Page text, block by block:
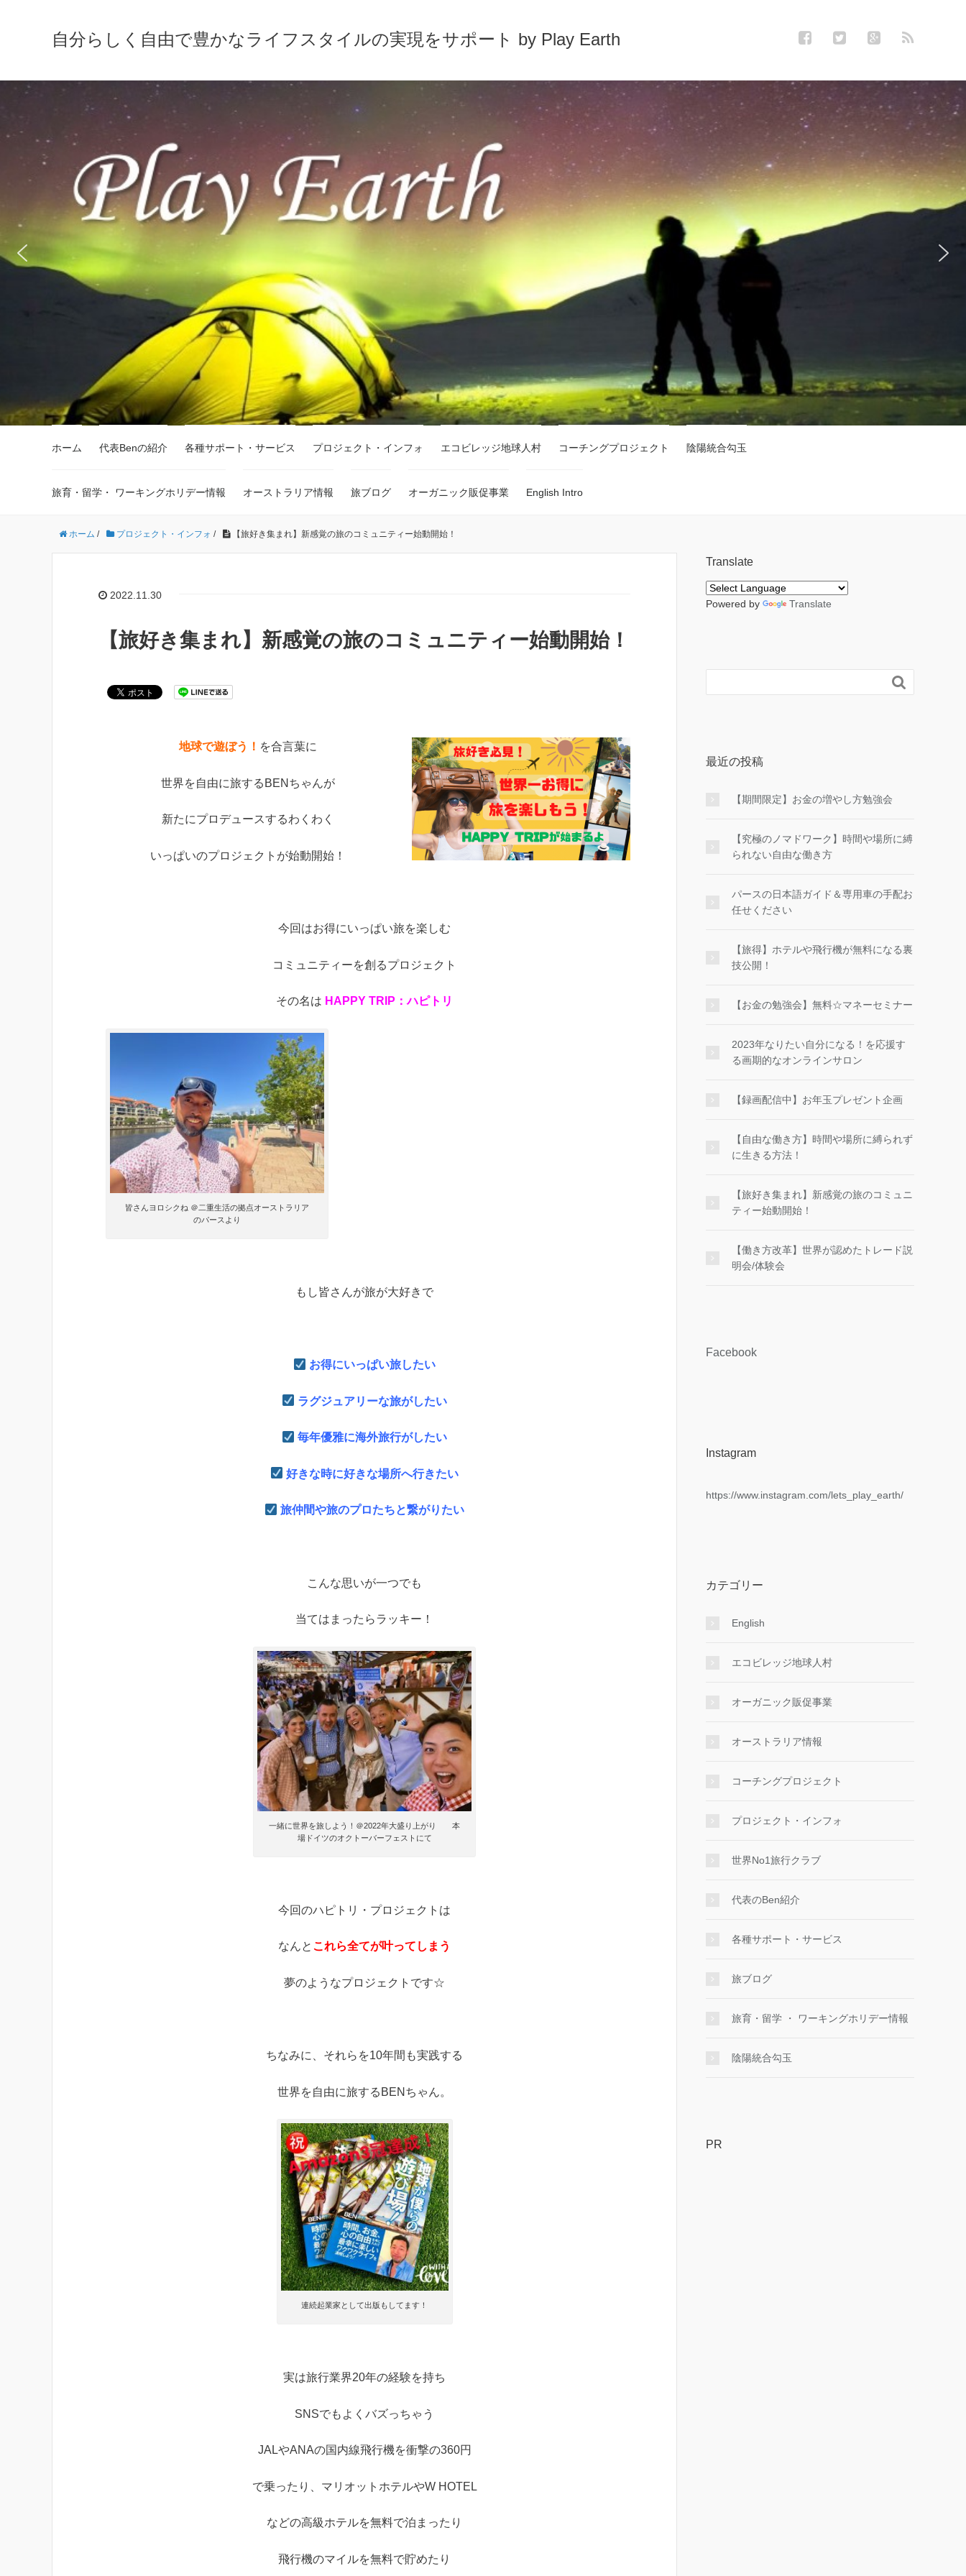
自分らしく自由で豊かなライフスタイルの実現をサポート by Play Earth
ホーム 代表Benの紹介 各種サポート・サービス プロジェクト・インフォ エコビレッジ地球人村 コーチングプロジェクト 陰陽統合勾玉
旅育・留学・ ワーキングホリデー情報 オーストラリア情報 旅ブログ オーガニック販促事業 English Intro
ホーム / プロジェクト・インフォ / 【旅好き集まれ】新感覚の旅のコミュニティー始動開始！
2022.11.30
【旅好き集まれ】新感覚の旅のコミュニティー始動開始！
地球で遊ぼう！ を合言葉に
世界を自由に旅するBENちゃんが
新たにプロデュースするわくわく
いっぱいのプロジェクトが始動開始！
今回はお得にいっぱい旅を楽しむ
コミュニティーを創るプロジェクト
その名は HAPPY TRIP：ハピトリ
皆さんヨロシクね ＠二重生活の拠点オーストラリア
のパースより
もし皆さんが旅が大好きで
お得にいっぱい旅したい
ラグジュアリーな旅がしたい
毎年優雅に海外旅行がしたい
好きな時に好きな場所へ行きたい
旅仲間や旅のプロたちと繋がりたい
こんな思いが一つでも
当てはまったらラッキー！
一緒に世界を旅しよう！＠2022年大盛り上がり 本
場ドイツのオクトーバーフェストにて
今回のハピトリ・プロジェクトは
なんと これら全てが叶ってしまう
夢のようなプロジェクトです☆
ちなみに、それらを10年間も実践する
世界を自由に旅するBENちゃん。
連続起業家として出版もしてます！
実は旅行業界20年の経験を持ち
SNSでもよくバズっちゃう
JALやANAの国内線飛行機を衝撃の360円
で乗ったり、マリオットホテルやW HOTEL
などの高級ホテルを無料で泊まったり
飛行機のマイルを無料で貯めたり
Translate
Powered by Translate

最近の投稿
【期間限定】お金の増やし方勉強会
【究極のノマドワーク】時間や場所に縛
られない自由な働き方
パースの日本語ガイド＆専用車の手配お
任せください
【旅得】ホテルや飛行機が無料になる裏
技公開！
【お金の勉強会】無料☆マネーセミナー
2023年なりたい自分になる！を応援す
る画期的なオンラインサロン
【録画配信中】お年玉プレゼント企画
【自由な働き方】時間や場所に縛られず
に生きる方法！
【旅好き集まれ】新感覚の旅のコミュニ
ティー始動開始！
【働き方改革】世界が認めたトレード説
明会/体験会
Facebook
Instagram
https://www.instagram.com/lets_play_earth/
カテゴリー
English
エコビレッジ地球人村
オーガニック販促事業
オーストラリア情報
コーチングプロジェクト
プロジェクト・インフォ
世界No1旅行クラブ
代表のBen紹介
各種サポート・サービス
旅ブログ
旅育・留学 ・ ワーキングホリデー情報
陰陽統合勾玉
PR